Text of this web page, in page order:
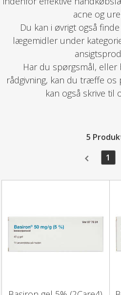
acne og
Du kan i øvrigt også
lægemidler under
Har du spørgsmål, eller
rådgivning, kan du træffe os
kan også skrive til
5
1